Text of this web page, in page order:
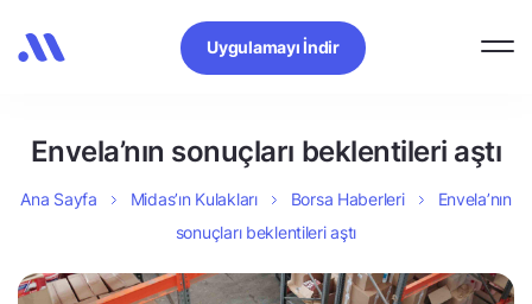
Uygulamayı İndir
Envela’nın sonuçları beklentileri aştı
Ana Sayfa Midas’ın Kulakları Borsa Haberleri
Envela’nın
sonuçları beklentileri aştı